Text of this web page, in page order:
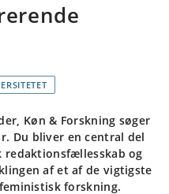
Køn & Forskning søger
Du bliver en central del
og
af et af de vigtigste
forskning.